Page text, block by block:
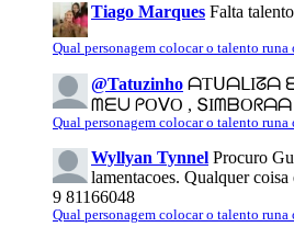
Tiago Marques Falta
Qual personagem colocar o talento runa
@Tatuzinho ᗩTᑌᗩᒪIᘔᗩ
ᗰᗴᑌ ᑭOᐯO , ՏIᗰᗷOᖇᗩᗩ
Qual personagem colocar o talento runa
Wyllyan Tynnel Procuro
lamentacoes. Qualquer
9 81166048
Qual personagem colocar o talento runa